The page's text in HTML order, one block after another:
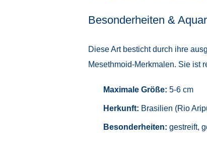
Besonderheiten &
Diese Art besticht durch ihre
Mesethmoid-Merkmalen. Sie ist
Maximale Größe: 5-6 cm
Herkunft: Brasilien (Rio
Besonderheiten: gestreift,